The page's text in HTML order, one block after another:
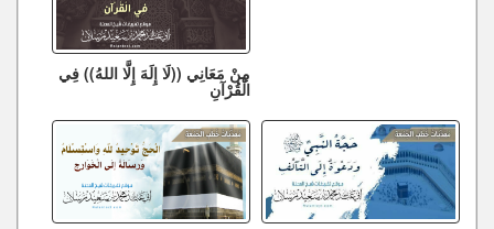
مِنْ مَعَانِي ((لَا إِلَهَ إِلَّا اللهُ)) فِي
الْقُرْآنِ